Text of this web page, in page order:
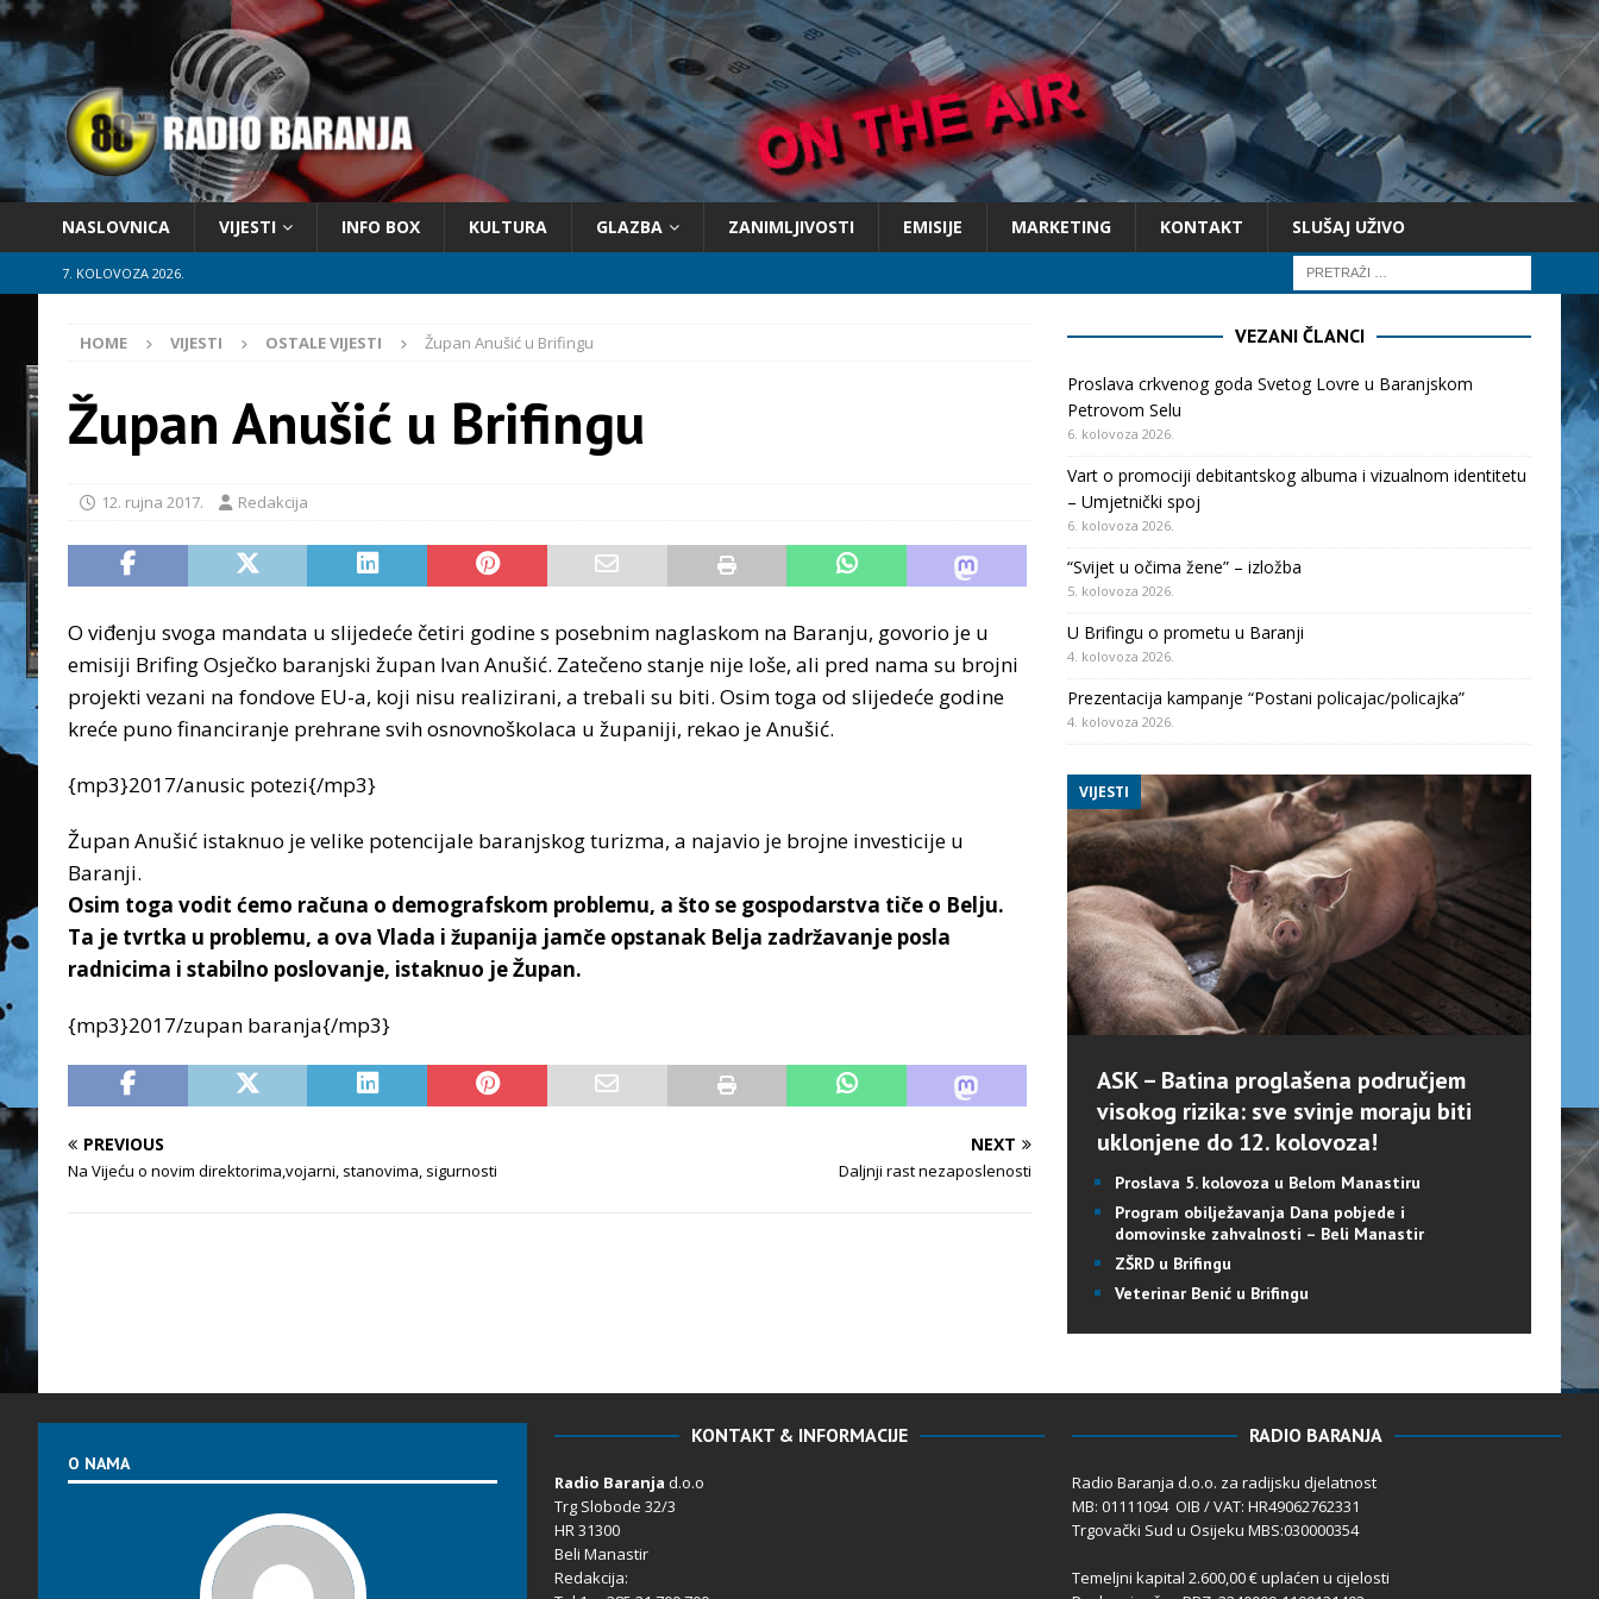
NASLOVNICA VIJESTI INFO BOX KULTURA GLAZBA ZANIMLJIVOSTI EMISIJE MARKETING KONTAKT SLUŠAJ UŽIVO
7. KOLOVOZA 2026.
HOME VIJESTI OSTALE VIJESTI Župan Anušić u Brifingu
Župan Anušić u Brifingu
12. rujna 2017. Redakcija
O viđenju svoga mandata u slijedeće četiri godine s posebnim naglaskom na Baranju, govorio je u
emisiji Brifing Osječko baranjski župan Ivan Anušić. Zatečeno stanje nije loše, ali pred nama su brojni
projekti vezani na fondove EU-a, koji nisu realizirani, a trebali su biti. Osim toga od slijedeće godine
kreće puno financiranje prehrane svih osnovnoškolaca u županiji, rekao je Anušić.
{mp3}2017/anusic potezi{/mp3}
Župan Anušić istaknuo je velike potencijale baranjskog turizma, a najavio je brojne investicije u
Baranji.
Osim toga vodit ćemo računa o demografskom problemu, a što se gospodarstva tiče o Belju.
Ta je tvrtka u problemu, a ova Vlada i županija jamče opstanak Belja zadržavanje posla
radnicima i stabilno poslovanje, istaknuo je Župan.
{mp3}2017/zupan baranja{/mp3}
PREVIOUS
Na Vijeću o novim direktorima,vojarni, stanovima, sigurnosti
NEXT
Daljnji rast nezaposlenosti
VEZANI ČLANCI
Proslava crkvenog goda Svetog Lovre u Baranjskom
Petrovom Selu
6. kolovoza 2026.
Vart o promociji debitantskog albuma i vizualnom identitetu
– Umjetnički spoj
6. kolovoza 2026.
“Svijet u očima žene” – izložba
5. kolovoza 2026.
U Brifingu o prometu u Baranji
4. kolovoza 2026.
Prezentacija kampanje “Postani policajac/policajka”
4. kolovoza 2026.
VIJESTI
ASK – Batina proglašena područjem
visokog rizika: sve svinje moraju biti
uklonjene do 12. kolovoza!
Proslava 5. kolovoza u Belom Manastiru
Program obilježavanja Dana pobjede i
domovinske zahvalnosti – Beli Manastir
ZŠRD u Brifingu
Veterinar Benić u Brifingu
O NAMA
KONTAKT & INFORMACIJE
Radio Baranja d.o.o
Trg Slobode 32/3
HR 31300
Beli Manastir
Redakcija:
RADIO BARANJA
Radio Baranja d.o.o. za radijsku djelatnost
MB: 01111094 OIB / VAT: HR49062762331
Trgovački Sud u Osijeku MBS:030000354
Temeljni kapital 2.600,00 € uplaćen u cijelosti